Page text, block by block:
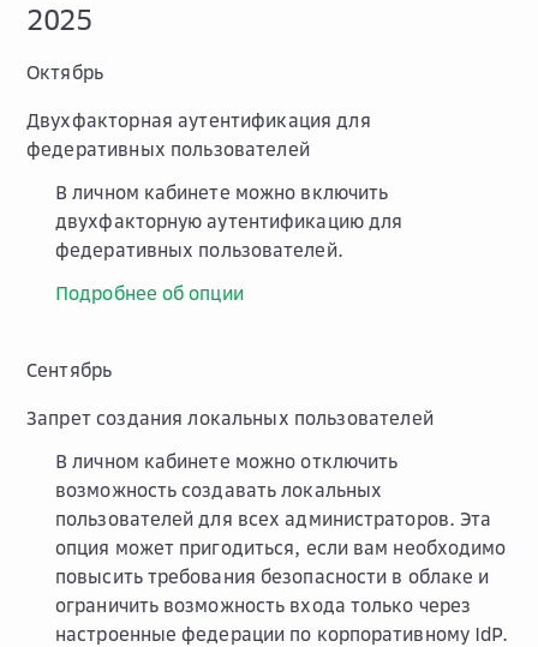
2025
Октябрь
Двухфакторная аутентификация для
федеративных пользователей
В личном кабинете можно включить
двухфакторную аутентификацию для
федеративных пользователей.
Подробнее об опции
Сентябрь
Запрет создания локальных пользователей
В личном кабинете можно отключить
возможность создавать локальных
пользователей для всех администраторов. Эта
опция может пригодиться, если вам необходимо
повысить требования безопасности в облаке и
ограничить возможность входа только через
настроенные федерации по корпоративному IdP.